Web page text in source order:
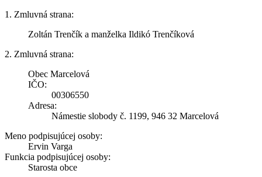
1. Zmluvná strana:
Zoltán Trenčík a manželka Ildikó Trenčíková
2. Zmluvná strana:
Obec Marcelová
IČO:
00306550
Adresa:
Námestie slobody č. 1199, 946 32 Marcelová
Meno podpisujúcej osoby:
Ervin Varga
Funkcia podpisujúcej osoby:
Starosta obce